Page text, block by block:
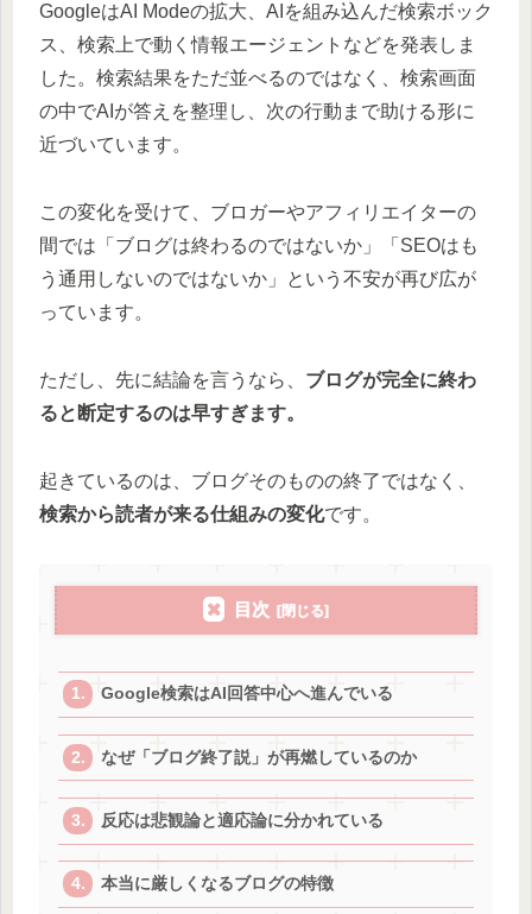
GoogleはAI Modeの拡大、AIを組み込んだ検索ボック
ス、検索上で動く情報エージェントなどを発表しま
した。検索結果をただ並べるのではなく、検索画面
の中でAIが答えを整理し、次の行動まで助ける形に
近づいています。
この変化を受けて、ブロガーやアフィリエイターの
間では「ブログは終わるのではないか」「SEOはも
う通用しないのではないか」という不安が再び広が
っています。
ただし、先に結論を言うなら、 ブログが完全に終わ
ると断定するのは早すぎます。
起きているのは、ブログそのものの終了ではなく、
検索から読者が来る仕組みの変化です。
目次
Google検索はAI回答中心へ進んでいる
なぜ「ブログ終了説」が再燃しているのか
反応は悲観論と適応論に分かれている
本当に厳しくなるブログの特徴